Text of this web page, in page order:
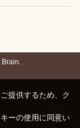
Brain.
提供するため、ク
ーの使用に同意い